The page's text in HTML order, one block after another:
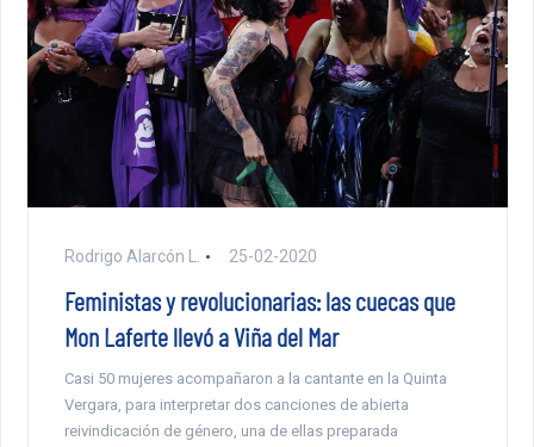
Rodrigo Alarcón L. 25-02-2020
Feministas y revolucionarias: las cuecas que
Mon Laferte llevó a Viña del Mar
Casi 50 mujeres acompañaron a la cantante en la Quinta
Vergara, para interpretar dos canciones de abierta
reivindicación de género, una de ellas preparada